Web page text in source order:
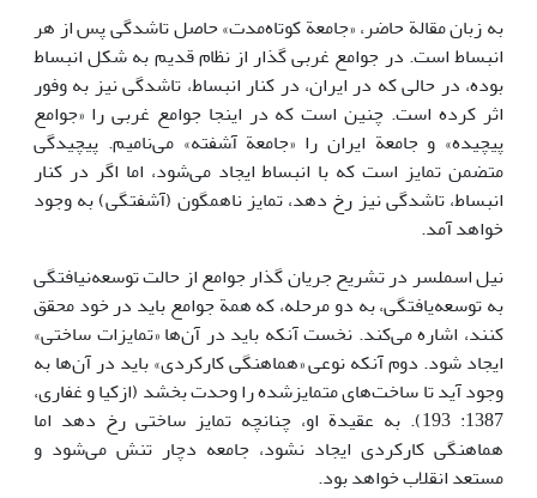
به زبان مقالة حاضر، «جامعة کوتاه‌مدت» حاصل تاشدگی پس از هر
انبساط است. در جوامع غربی گذار از نظام قدیم به شکل انبساط
بوده، در حالی که در ایران، در کنار انبساط، تاشدگی نیز به وفور
اثر کرده است. چنین است که در اینجا جوامع غربی را «جوامع
پیچیده» و جامعة ایران را «جامعة آَشفته» می‌نامیم. پیچیدگی
متضمن تمایز است که با انبساط ایجاد می‌شود، اما اگر در کنار
انبساط، تاشدگی نیز رخ دهد، تمایز ناهمگون (آشفتگی) به وجود
خواهد آمد.
نیل اسملسر در تشریح جریان گذار جوامع از حالت توسعه‌نیافتگی
به توسعه‌یافتگی، به دو مرحله، که همة جوامع باید در خود محقق
کنند، اشاره می‌کند. نخست آنکه باید در آن‌ها «تمایزات ساختی»
ایجاد شود. دوم آنکه نوعی «هماهنگی کارکردی» باید در آن‌ها به
وجود آید تا ساخت‌های متمایزشده را وحدت بخشد (ازکیا و غفاری،
1387: 193). به عقیدة او، چنانچه تمایز ساختی رخ دهد اما
هماهنگی کارکردی ایجاد نشود، جامعه دچار تنش می‌شود و
مستعد انقلاب خواهد بود.